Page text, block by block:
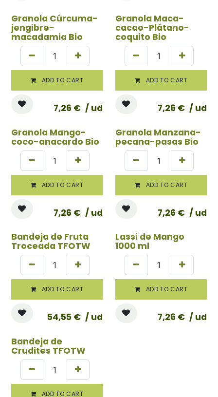
Granola Cúrcuma-
jengibre-
macadamia Bio
ADD TO CART
7,26 € / ud
Granola Maca-
cacao-Plátano-
coquito Bio
ADD TO CART
7,26 € / ud
Granola Mango-
coco-anacardo Bio
ADD TO CART
7,26 € / ud
Granola Manzana-
pecana-pasas Bio
ADD TO CART
7,26 € / ud
Bandeja de Fruta
Troceada TFOTW
ADD TO CART
54,55 € / ud
Lassi de Mango
1000 ml
ADD TO CART
7,26 € / ud
Bandeja de
Crudites TFOTW
ADD TO CART